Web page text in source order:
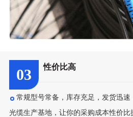
03 性价比高
常规型号常备，库存充足，发货迅
光缆生产基地，让你的采购成本性价比